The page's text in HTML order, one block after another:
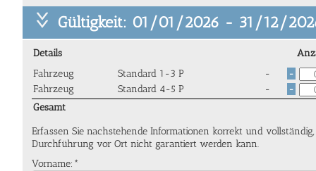
Gültigkeit: 01/01/2026 - 31/12/
Details
Fahrzeug
Standard 1-3 P - -
Fahrzeug Standard 4-5 P - -
Gesamt
Erfassen Sie nachstehende Informationen korrekt und
Durchführung vor Ort nicht garantiert werden kann.
Vorname:*